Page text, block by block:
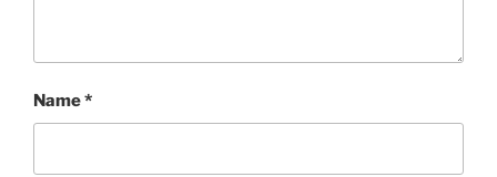
Name*